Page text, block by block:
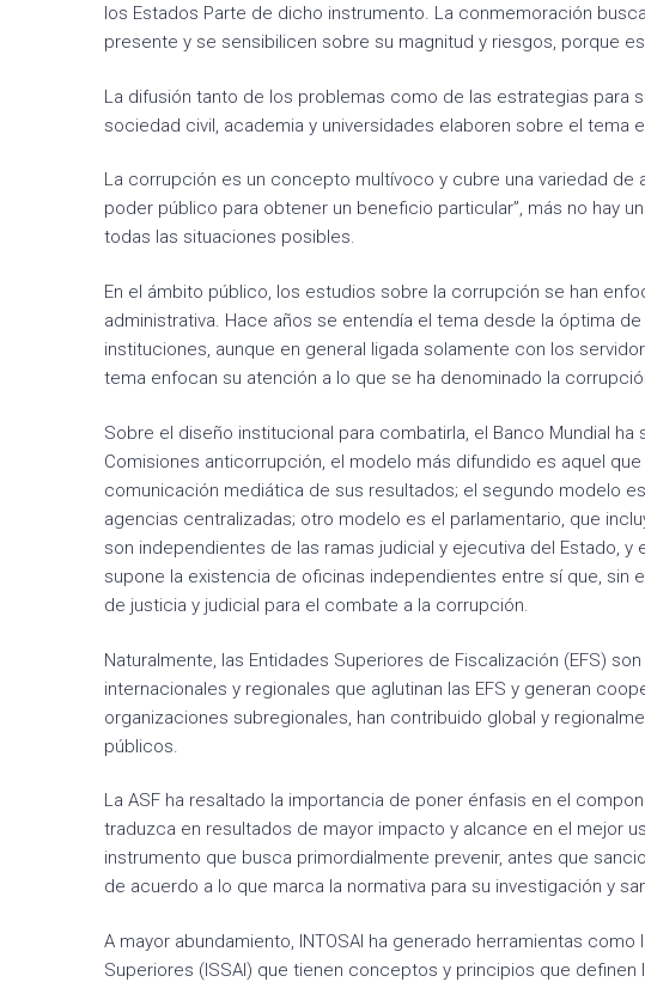
los Estados Parte de dicho instrumento. La conmemoración
presente y se sensibilicen sobre su magnitud y riesgos, porque
La difusión tanto de los problemas como de las estrategias para
sociedad civil, academia y universidades elaboren sobre el tema
La corrupción es un concepto multívoco y cubre una variedad
poder público para obtener un beneficio particular”, más no hay
todas las situaciones posibles.
En el ámbito público, los estudios sobre la corrupción se han
administrativa. Hace años se entendía el tema desde la óptima
instituciones, aunque en general ligada solamente con los
tema enfocan su atención a lo que se ha denominado la
Sobre el diseño institucional para combatirla, el Banco Mundial
Comisiones anticorrupción, el modelo más difundido es aquel
comunicación mediática de sus resultados; el segundo modelo
agencias centralizadas; otro modelo es el parlamentario, que
son independientes de las ramas judicial y ejecutiva del Estado,
supone la existencia de oficinas independientes entre sí que, sin
de justicia y judicial para el combate a la corrupción.
Naturalmente, las Entidades Superiores de Fiscalización (EFS)
internacionales y regionales que aglutinan las EFS y generan
organizaciones subregionales, han contribuido global y
públicos.
La ASF ha resaltado la importancia de poner énfasis en el
traduzca en resultados de mayor impacto y alcance en el mejor
instrumento que busca primordialmente prevenir, antes que
de acuerdo a lo que marca la normativa para su investigación y
A mayor abundamiento, INTOSAI ha generado herramientas
Superiores (ISSAI) que tienen conceptos y principios que